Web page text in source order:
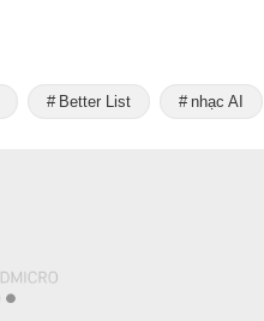
Better List nhạc AI